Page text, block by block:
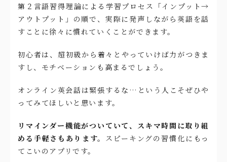
第２言語習得理論による学習プロセス「インプット→
アウトプット」の順で、実際に発声しながら英語を話
すことに徐々に慣れていくことができます。
初心者は、超初級から着々とやっていけば力がつきま
すし、モチベーションも高まるでしょう。
オンライン英会話は緊張するな…という人こそぜひや
ってみてほしいと思います。
リマインダー機能がついていて、スキマ時間に取り組
める手軽さもあります。 スピーキングの習慣化にもっ
てこいのアプリです。